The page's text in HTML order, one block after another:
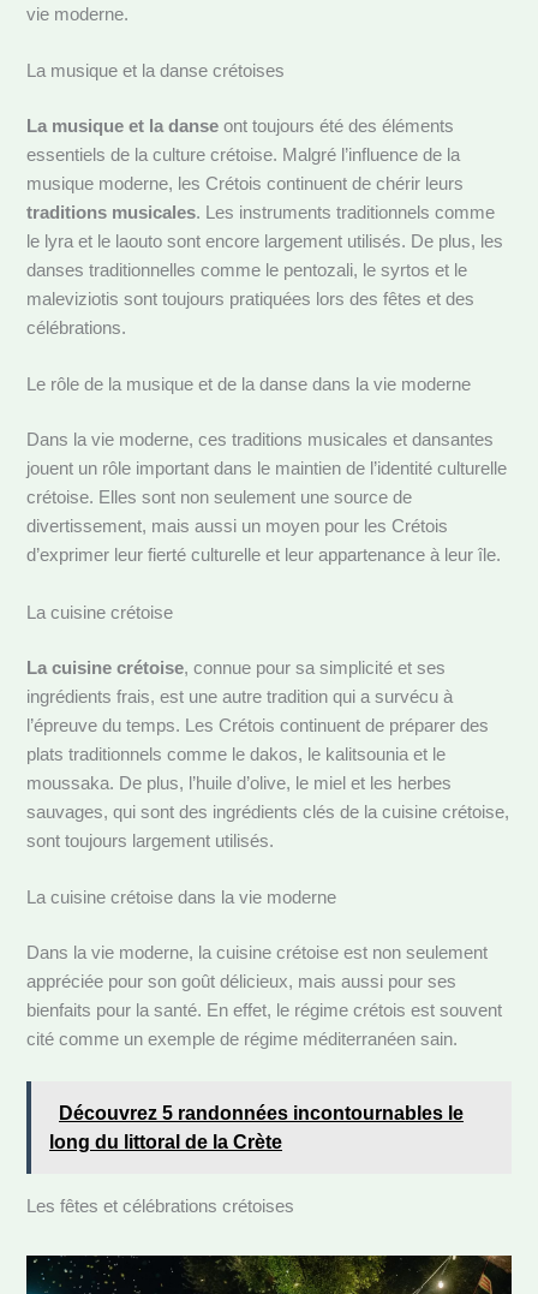
vie moderne.
La musique et la danse crétoises
La musique et la danse ont toujours été des éléments
essentiels de la culture crétoise. Malgré l’influence de la
musique moderne, les Crétois continuent de chérir leurs
traditions musicales. Les instruments traditionnels comme
le lyra et le laouto sont encore largement utilisés. De plus, les
danses traditionnelles comme le pentozali, le syrtos et le
maleviziotis sont toujours pratiquées lors des fêtes et des
célébrations.
Le rôle de la musique et de la danse dans la vie moderne
Dans la vie moderne, ces traditions musicales et dansantes
jouent un rôle important dans le maintien de l’identité culturelle
crétoise. Elles sont non seulement une source de
divertissement, mais aussi un moyen pour les Crétois
d’exprimer leur fierté culturelle et leur appartenance à leur île.
La cuisine crétoise
La cuisine crétoise, connue pour sa simplicité et ses
ingrédients frais, est une autre tradition qui a survécu à
l’épreuve du temps. Les Crétois continuent de préparer des
plats traditionnels comme le dakos, le kalitsounia et le
moussaka. De plus, l’huile d’olive, le miel et les herbes
sauvages, qui sont des ingrédients clés de la cuisine crétoise,
sont toujours largement utilisés.
La cuisine crétoise dans la vie moderne
Dans la vie moderne, la cuisine crétoise est non seulement
appréciée pour son goût délicieux, mais aussi pour ses
bienfaits pour la santé. En effet, le régime crétois est souvent
cité comme un exemple de régime méditerranéen sain.
Découvrez 5 randonnées incontournables le
long du littoral de la Crète
Les fêtes et célébrations crétoises